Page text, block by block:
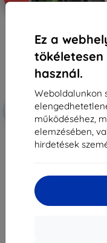
Ez a
használ.
Weboldalunkon
működéséhez,
elemzésében,
hirdetések
Kedvezmény
kuponnal
Otterbox OB UNIVERSE
TAB ACTIVE5/
átlátszó/fekete
Raktáron 1 darab